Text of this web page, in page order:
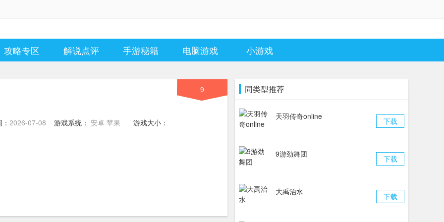
攻略专区 解说点评 手游秘籍 电脑游戏 小游戏
9
2026-07-08
游戏系统： 安卓 苹果 游戏大小：
同类型推荐
下载
天羽传奇online
下载
9游劲舞团
下载
大禹治水